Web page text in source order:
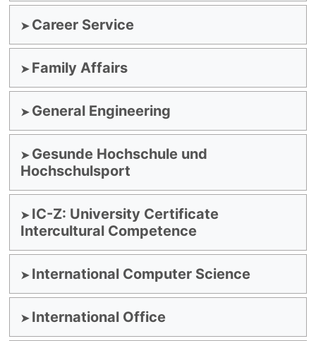
Career Service
Family Affairs
General Engineering
Gesunde Hochschule und
Hochschulsport
IC-Z: University Certificate
Intercultural Competence
International Computer Science
International Office